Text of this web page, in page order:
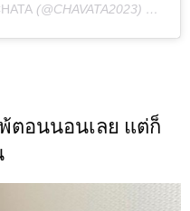
(@CHAVATA2023) ON
ตอนนอนเลย แต่ก็